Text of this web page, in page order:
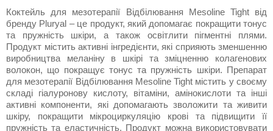
Коктейль для мезотерапії Відбілювання Mesoline Tight від
бренду Pluryal – це продукт, який допомагає покращити тонус
та пружність шкіри, а також освітлити пігментні плями.
Продукт містить активні інгредієнти, які сприяють зменшенню
виробництва меланіну в шкірі та зміцненню колагенових
волокон, що покращує тонус та пружність шкіри. Препарат
для мезотерапії Відбілювання Mesoline Tight містить у своєму
складі гіалуронову кислоту, вітаміни, амінокислоти та інші
активні компоненти, які допомагають зволожити та живити
шкіру, покращити мікроциркуляцію крові та підвищити її
пружність та еластичність. Продукт можна використовувати